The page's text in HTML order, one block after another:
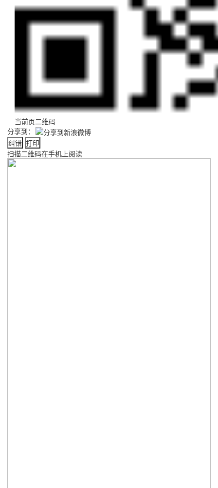
当前页二维码
分享到：
纠错 打印
扫描二维码在手机上阅读